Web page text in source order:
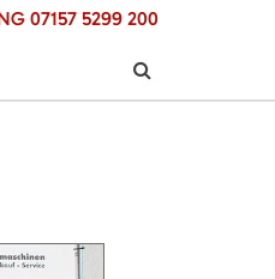
07157 5299 200